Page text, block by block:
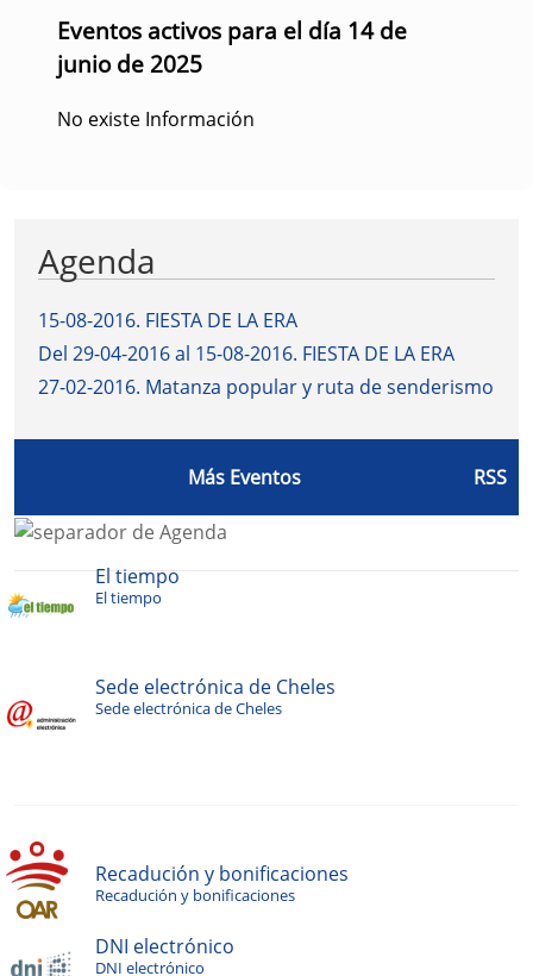
Eventos activos para el día 14 de
junio de 2025
No existe Información
Agenda
15-08-2016. FIESTA DE LA ERA
Del 29-04-2016 al 15-08-2016. FIESTA DE LA ERA
27-02-2016. Matanza popular y ruta de senderismo
Más Eventos RSS
El tiempo
El tiempo
Sede electrónica de Cheles
Sede electrónica de Cheles
Recadución y bonificaciones
Recadución y bonificaciones
DNI electrónico
DNI electrónico